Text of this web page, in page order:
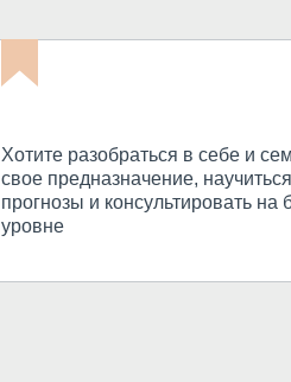
Хотите разобраться в себе и
свое предназначение,
прогнозы и консультировать на
уровне